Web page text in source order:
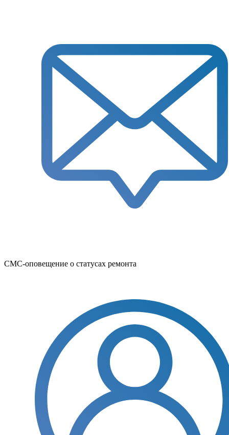
СМС-оповещение о статусах ремонта